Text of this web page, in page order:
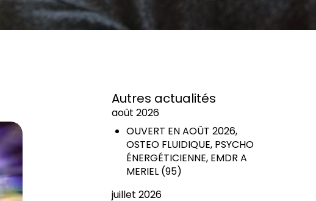
Autres actualités
août 2026
OUVERT EN AOÛT 2026,
OSTEO FLUIDIQUE, PSYCHO
ÉNERGÉTICIENNE, EMDR A
MERIEL (95)
juillet 2026